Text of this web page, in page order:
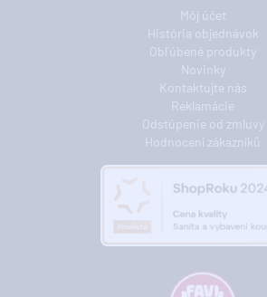
Môj účet
História objednávok
Obľúbené produkty
Novinky
Kontaktujte nás
Reklamácie
Odstúpenie od zmluvy
Hodnocení zákazníků